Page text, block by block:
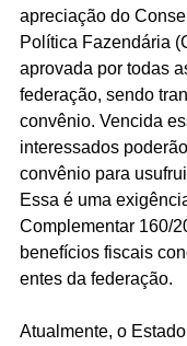
apreciação do
Política Fazendária
aprovada por todas
federação, sendo
convênio. Vencida
interessados
convênio para
Essa é uma
Complementar 160/
benefícios fiscais
entes da federação.
Atualmente, o